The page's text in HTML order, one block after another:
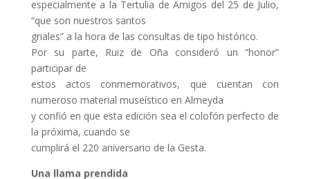
especialmente a la Tertulia de Amigos del 25 de Julio,
“que son nuestros santos
griales” a la hora de las consultas de tipo histórico.
Por su parte, Ruiz de Oña consideró un “honor”
participar de
estos actos conmemorativos, que cuentan con
numeroso material museístico en Almeyda
y confió en que esta edición sea el colofón perfecto de
la próxima, cuando se
cumplirá el 220 aniversario de la Gesta.
Una llama prendida